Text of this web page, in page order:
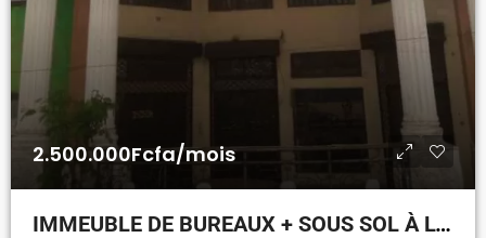
2.500.000Fcfa/mois
IMMEUBLE DE BUREAUX + SOUS SOL À LOUER A CALAVI KPOTA